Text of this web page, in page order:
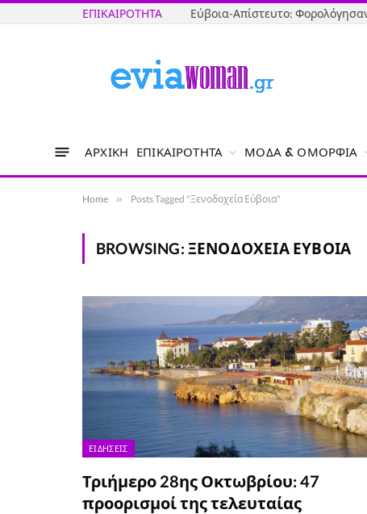
ΕΠΙΚΑΙΡΌΤΗΤΑ
ΑΡΧΙΚΉ ΕΠΙΚΑΙΡΌΤΗΤΑ ΜΌΔΑ & ΟΜΟΡΦΙΆ
Home » Posts Tagged "Ξενοδοχεία Εύβοια"
BROWSING: ΞΕΝΟΔΟΧΕΊΑ ΕΎΒΟΙΑ
ΕΙΔΉΣΕΙΣ
Τριήμερο 28ης Οκτωβρίου: 47
προορισμοί της τελευταίας